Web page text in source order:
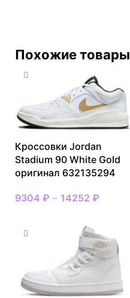
Похожие товары
Кроссовки Jordan
Stadium 90 White Gold
оригинал 632135294
9304 ₽ – 14252 ₽